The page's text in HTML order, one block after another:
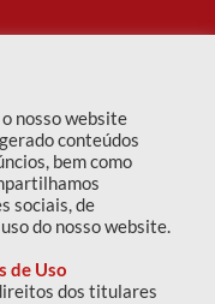
nosso website
conteúdos
bem como
sociais, de
do nosso website.
de Uso
dos titulares